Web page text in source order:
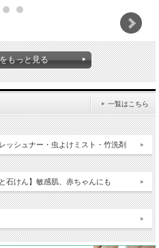
着商品 をもっと見る
一覧はこちら
ッシュナー・虫よけミスト・竹洗剤
石けん】敏感肌、赤ちゃんにも